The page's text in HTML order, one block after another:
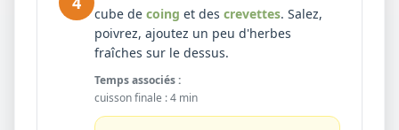
cube de coing et des crevettes. Salez,
poivrez, ajoutez un peu d'herbes
fraîches sur le dessus.
Temps associés :
cuisson finale :4 min